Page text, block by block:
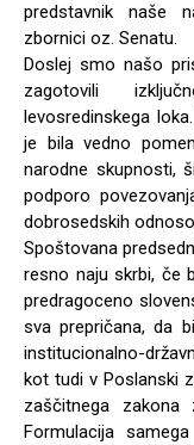
predstavnik naše
zbornici oz. Senatu.
Doslej smo našo
zagotovili
levosredinskega
je bila vedno
narodne skupnosti,
podporo
dobrosedskih
Spoštovana
resno naju skrbi, če
predragoceno
sva prepričana, da
institucionalno-
kot tudi v Poslanski
zaščitnega
Formulacija